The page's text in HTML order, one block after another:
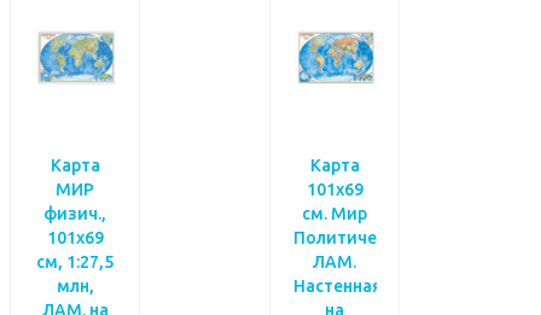
Карта
МИР
физич.,
101х69
см, 1:27,5
млн,
ЛАМ. на
Карта
101х69
см. Мир
Политический.
ЛАМ.
Настенная
на